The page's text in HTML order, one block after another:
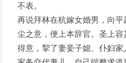
不表。
再说拜林在杭嫁女婚男，向
尘之意，便上本辞官。圣上
得意，挈了妻妾子媳、仆妇